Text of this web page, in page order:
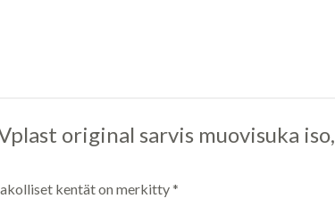
original sarvis muovisuka iso,
kentät on merkitty*